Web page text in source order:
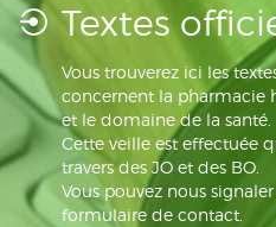
Textes
Vous trouverez ici les
concernent la pharmacie
et le domaine de la santé.
Cette veille est effectuée
travers des JO et des BO.
Vous pouvez nous
formulaire de contact.